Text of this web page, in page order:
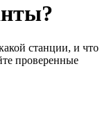
станции, и что
проверенные